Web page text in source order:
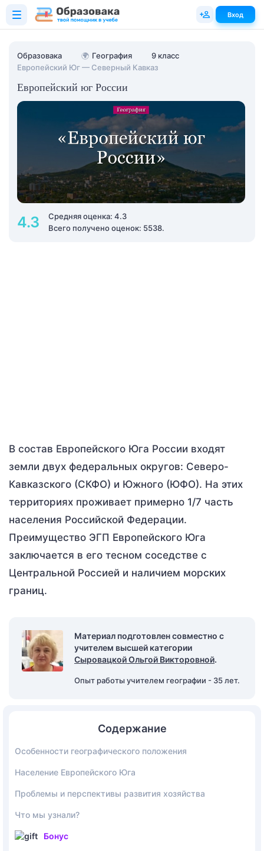
Образовака 🌍 География
9 класс
Европейский Юг — Северный Кавказ
Европейский юг России
4.3
Средняя оценка: 4.3
Всего получено оценок: 5538.
В состав Европейского Юга России входят
земли двух федеральных округов: Северо-
Кавказского (СКФО) и Южного (ЮФО). На этих
территориях проживает примерно 1/7 часть
населения Российской Федерации.
Преимущество ЭГП Европейского Юга
заключается в его тесном соседстве с
Центральной Россией и наличием морских
границ.
Материал подготовлен совместно с
учителем высшей категории
Сыровацкой Ольгой Викторовной.
Опыт работы учителем географии - 35 лет.
Содержание
Особенности географического положения
Население Европейского Юга
Проблемы и перспективы развития хозяйства
Что мы узнали?
Бонус
Вход